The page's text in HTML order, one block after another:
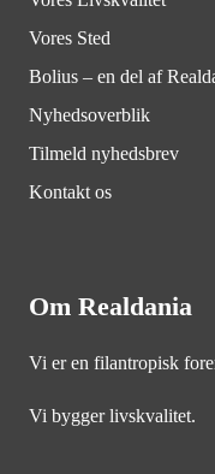
Vores Sted
Bolius – en del af
Nyhedsoverblik
Tilmeld nyhedsbrev
Kontakt os
Om Realdania
Vi er en filantropisk
Vi bygger livskvalitet.